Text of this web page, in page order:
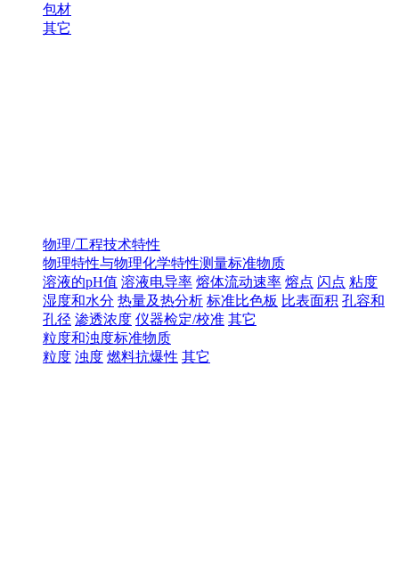
包材
其它
物理/工程技术特性
物理特性与物理化学特性测量标准物质
溶液的pH值 溶液电导率 熔体流动速率 熔点 闪点 粘度
湿度和水分 热量及热分析 标准比色板 比表面积 孔容和
孔径 渗透浓度 仪器检定/校准 其它
粒度和浊度标准物质
粒度 浊度 燃料抗爆性 其它